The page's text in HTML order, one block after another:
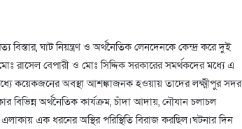
বিস্তার, ঘাট নিয়ন্ত্রণ ও অর্থনৈতিক লেনদেনকে কেন্দ্র করে দুই
রাসেল বেপারী ও মোঃ সিদ্দিক সরকারের সমর্থকদের মধ্যে এ
কয়েকজনের অবস্থা আশঙ্কাজনক হওয়ায় তাদের লক্ষ্মীপুর সদর
বিভিন্ন অর্থনৈতিক কার্যক্রম, চাঁদা আদায়, নৌযান চলাচল
এক ধরনের অস্থির পরিস্থিতি বিরাজ করছিল।ঘটনার দিন